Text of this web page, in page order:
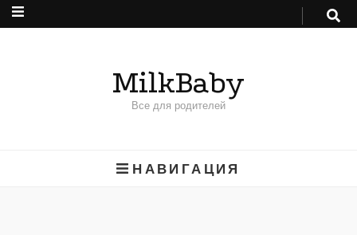
MilkBaby
Все для родителей
НАВИГАЦИЯ